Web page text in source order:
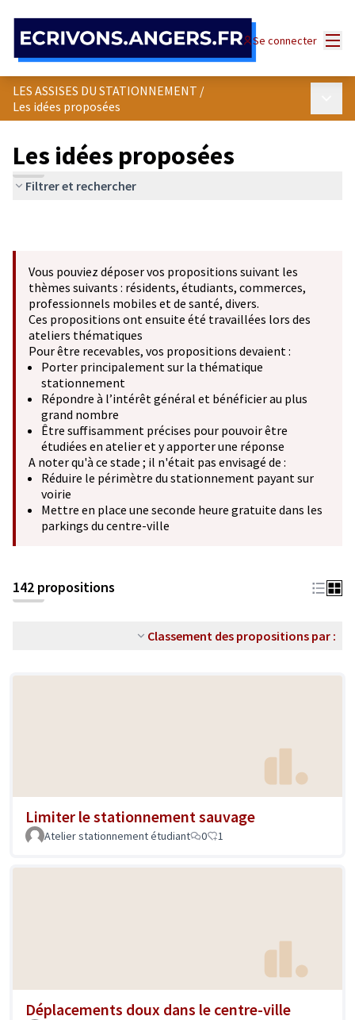
Se connecter
LES ASSISES DU STATIONNEMENT /
Les idées proposées
Les idées proposées
Filtrer et rechercher
Vous pouviez déposer vos propositions suivant les
thèmes suivants : résidents, étudiants, commerces,
professionnels mobiles et de santé, divers.
Ces propositions ont ensuite été travaillées lors des
ateliers thématiques
Pour être recevables, vos propositions devaient :
Porter principalement sur la thématique
stationnement
Répondre à l’intérêt général et bénéficier au plus
grand nombre
Être suffisamment précises pour pouvoir être
étudiées en atelier et y apporter une réponse
A noter qu'à ce stade ; il n'était pas envisagé de :
Réduire le périmètre du stationnement payant sur
voirie
Mettre en place une seconde heure gratuite dans les
parkings du centre-ville
142 propositions
Classement des propositions par :
Limiter le stationnement sauvage
Atelier stationnement étudiant 0 1
Déplacements doux dans le centre-ville